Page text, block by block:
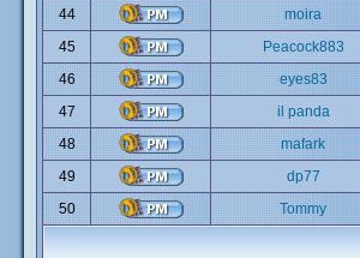
44
moira
45
Peacock883
46
eyes83
47
il panda
48
mafark
49
dp77
50
Tommy